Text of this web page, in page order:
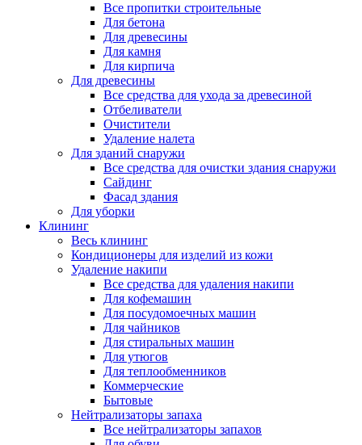
Все пропитки строительные
Для бетона
Для древесины
Для камня
Для кирпича
Для древесины
Все средства для ухода за древесиной
Отбеливатели
Очистители
Удаление налета
Для зданий снаружи
Все средства для очистки здания снаружи
Сайдинг
Фасад здания
Для уборки
Клининг
Весь клининг
Кондиционеры для изделий из кожи
Удаление накипи
Все средства для удаления накипи
Для кофемашин
Для посудомоечных машин
Для чайников
Для стиральных машин
Для утюгов
Для теплообменников
Коммерческие
Бытовые
Нейтрализаторы запаха
Все нейтрализаторы запахов